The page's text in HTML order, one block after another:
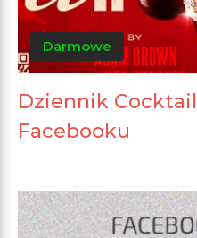
Darmowe
Dziennik
Facebooku